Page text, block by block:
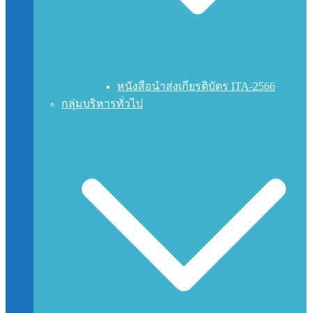
หนังสือนำส่งเกียรติบัตร ITA-2566
กลุ่มบริหารทั่วไป